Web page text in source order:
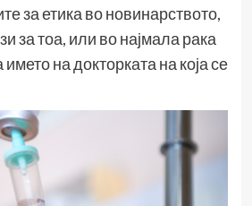
за етика во новинарството,
за тоа, или во најмала рака
на докторката на која се